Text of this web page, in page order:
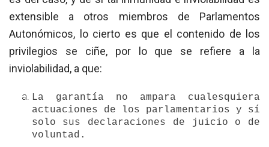
extensible a otros miembros de Parlamentos
Autonómicos, lo cierto es que el contenido de los
privilegios se ciñe, por lo que se refiere a la
inviolabilidad, a que:
La garantía no ampara cualesquiera
actuaciones de los parlamentarios y sí
solo sus declaraciones de juicio o de
voluntad.